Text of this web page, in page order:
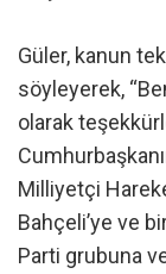
Güler, kanun
söyleyerek,
olarak
Milliyetçi
Bahçeli’ye ve
Parti grubuna